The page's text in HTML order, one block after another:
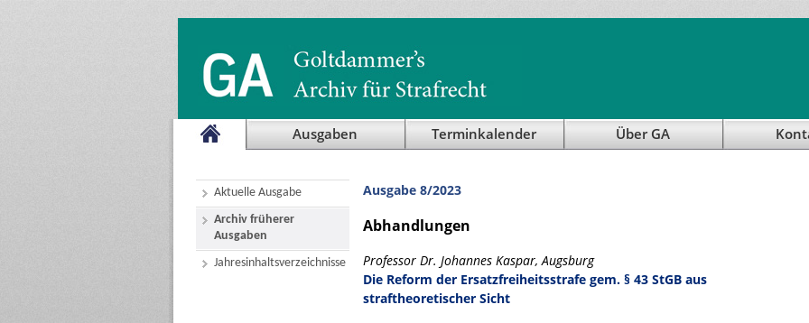
Ausgaben Terminkalender Über GA
Aktuelle Ausgabe
Archiv früherer
Ausgaben
Jahresinhaltsverzeichnisse
Ausgabe 8/2023
Abhandlungen
Professor Dr. Johannes Kaspar, Augsburg
Die Reform der Ersatzfreiheitsstrafe gem. § 43 StGB aus
straftheoretischer Sicht